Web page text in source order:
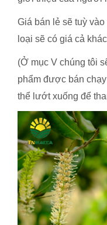
Giá bán lẻ sẽ tuỳ
loại sẽ có giá cả
(Ở mục V chúng tôi
phẩm được bán
thể lướt xuống để